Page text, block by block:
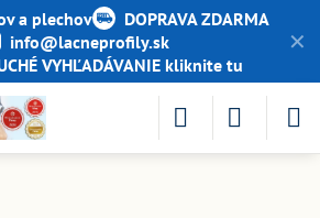
✕
a plechov
DOPRAVA ZDARMA
info​@lacneprofily​.sk
VYHĽADÁVANIE kliknite tu